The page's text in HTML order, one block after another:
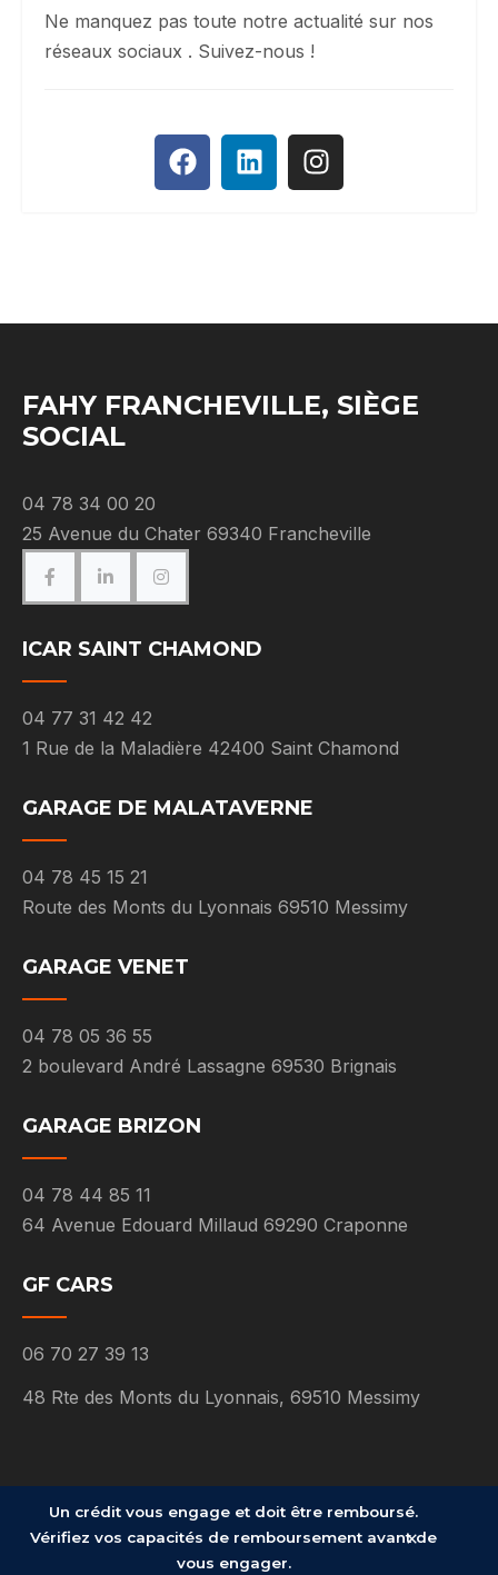
Ne manquez pas toute notre actualité sur nos
réseaux sociaux . Suivez-nous !
FAHY FRANCHEVILLE, SIÈGE
SOCIAL
04 78 34 00 20
25 Avenue du Chater 69340 Francheville
ICAR SAINT CHAMOND
04 77 31 42 42
1 Rue de la Maladière 42400 Saint Chamond
GARAGE DE MALATAVERNE
04 78 45 15 21
Route des Monts du Lyonnais 69510 Messimy
GARAGE VENET
04 78 05 36 55
2 boulevard André Lassagne 69530 Brignais
GARAGE BRIZON
04 78 44 85 11
64 Avenue Edouard Millaud 69290 Craponne
GF CARS
06 70 27 39 13
48 Rte des Monts du Lyonnais, 69510 Messimy
© Groupe FAHY 2026. Design byGroupe Glabs
Un crédit vous engage et doit être remboursé.
Vérifiez vos capacités de remboursement avant de
vous engager.
×